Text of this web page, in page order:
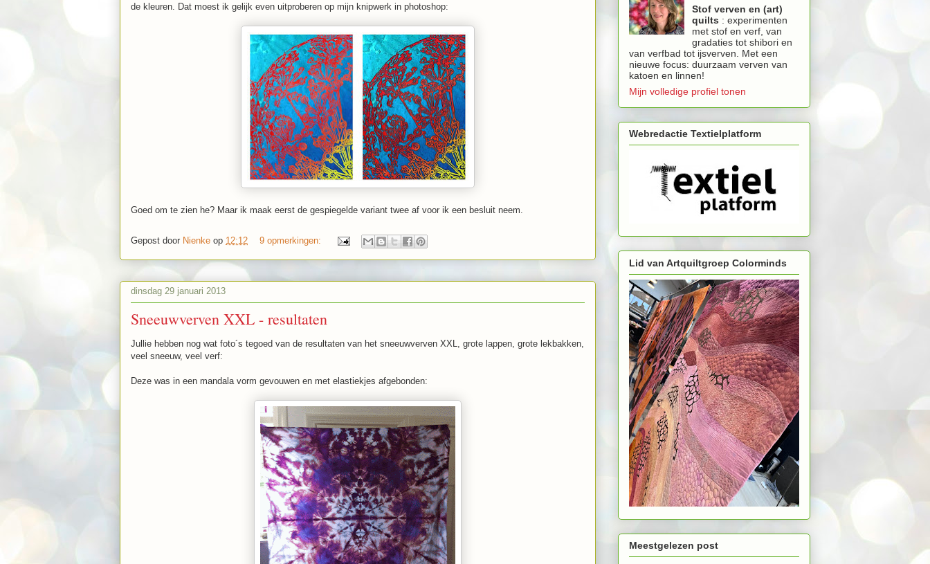
de kleuren. Dat moest ik gelijk even uitproberen op mijn knipwerk in photoshop:
Goed om te zien he? Maar ik maak eerst de gespiegelde variant twee af voor ik een besluit neem.
Gepost door Nienke op 12:12 9 opmerkingen:
dinsdag 29 januari 2013
Sneeuwverven XXL - resultaten
Jullie hebben nog wat foto´s tegoed van de resultaten van het sneeuwverven XXL, grote lappen, grote lekbakken,
veel sneeuw, veel verf:
Deze was in een mandala vorm gevouwen en met elastiekjes afgebonden:
Stof verven en (art)
quilts : experimenten
met stof en verf, van
gradaties tot shibori en
van verfbad tot ijsverven. Met een
nieuwe focus: duurzaam verven van
katoen en linnen!
Mijn volledige profiel tonen
Webredactie Textielplatform
Lid van Artquiltgroep Colorminds
Meestgelezen post